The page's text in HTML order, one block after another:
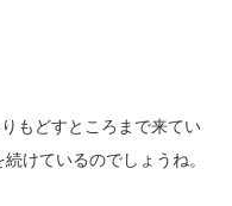
もどすところまで来てい
けているのでしょうね。